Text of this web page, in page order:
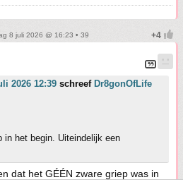
8 juli 2026 @ 16:23 • 39
2026 12:39 schreef Dr8gonOfLife
in het begin. Uiteindelijk een
dat het GÉÉN zware griep was in